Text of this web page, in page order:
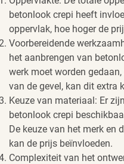
betonlook crepi heeft
oppervlak, hoe hoger de
Voorbereidende
het aanbrengen van
werk moet worden
van de gevel, kan dit extra
Keuze van materiaal: Er
betonlook crepi
De keuze van het merk en
kan de prijs beïnvloeden.
Complexiteit van het